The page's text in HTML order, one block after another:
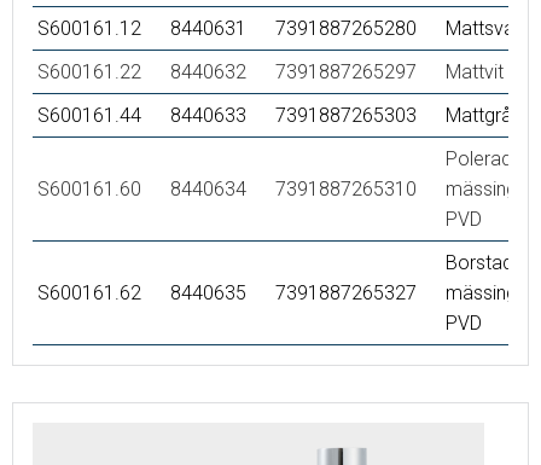
S600161.12
8440631 7391887265280
Mattsvart
S600161.22
8440632 7391887265297
Mattvit
S600161.44
8440633 7391887265303 Mattgrå
S600161.60 8440634 7391887265310
Polerad
mässing
PVD
S600161.62 8440635 7391887265327
Borstad
mässing
PVD